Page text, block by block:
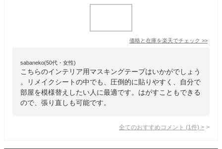
価格と在庫を楽天でチェック >>
sabaneko(50代・女性)
こちらのインテリア用マスキングテープはいかがでしょう
。リメイクシートの中でも、圧倒的に貼りやすく、自分で
部屋を模様替えしたい人に最適です。はがすこともできる
ので、張り直しも可能です。
全てのおすすめコメント (1 件) >